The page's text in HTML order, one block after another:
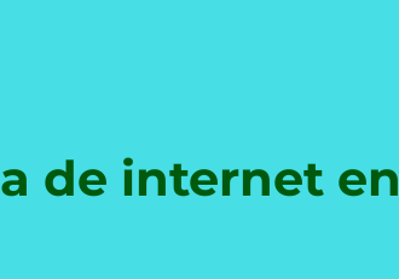
de internet en